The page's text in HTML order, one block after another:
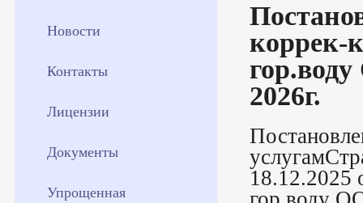
Новости
Контакты
Лицензии
Документы
Упрощенная
коррек-
2026г.
18.12.2025